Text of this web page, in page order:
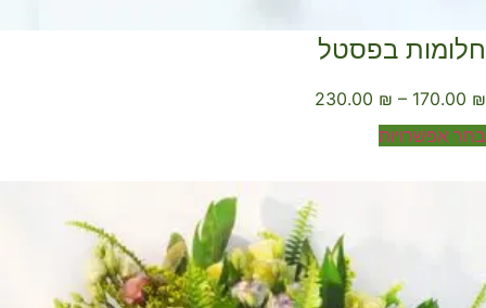
בפסטל
170.00
–
₪
230.00
אפשרויות